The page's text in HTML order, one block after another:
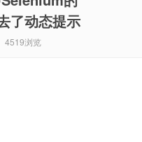
了动态提示
4519浏览